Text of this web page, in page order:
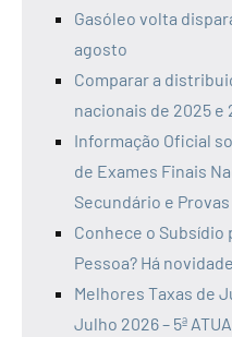
Gasóleo volta
agosto
Comparar a
nacionais de 2025 e
Informação Oficial
de Exames Finais
Secundário e
Conhece o
Pessoa? Há
Melhores Taxas de
Julho 2026 – 5ª